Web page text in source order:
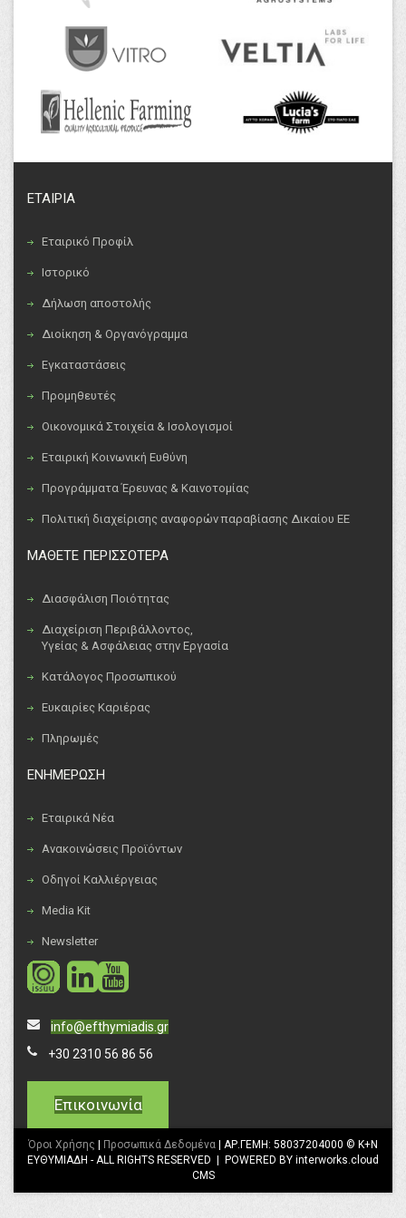
ΕΤΑΙΡΙΑ
Εταιρικό Προφίλ
Ιστορικό
Δήλωση αποστολής
Διοίκηση & Οργανόγραμμα
Εγκαταστάσεις
Προμηθευτές
Οικονομικά Στοιχεία & Ισολογισμοί
Εταιρική Κοινωνική Ευθύνη
Προγράμματα Έρευνας & Καινοτομίας
Πολιτική διαχείρισης αναφορών παραβίασης Δικαίου ΕΕ
ΜΑΘΕΤΕ ΠΕΡΙΣΣΟΤΕΡΑ
Διασφάλιση Ποιότητας
Διαχείριση Περιβάλλοντος,
Υγείας & Ασφάλειας στην Εργασία
Κατάλογος Προσωπικού
Ευκαιρίες Καριέρας
Πληρωμές
ΕΝΗΜΕΡΩΣΗ
Εταιρικά Νέα
Ανακοινώσεις Προϊόντων
Οδηγοί Καλλιέργειας
Media Kit
Newsletter
social
social
info@efthymiadis.gr
+30 2310 56 86 56
Επικοινωνία
Όροι Χρήσης Προσωπικά Δεδομένα | ΑΡ.ΓΕΜΗ: 58037204000 © K+N
ΕΥΘΥΜΙΑΔΗ - ALL RIGHTS RESERVED | POWERED BY interworks.cloud
CMS